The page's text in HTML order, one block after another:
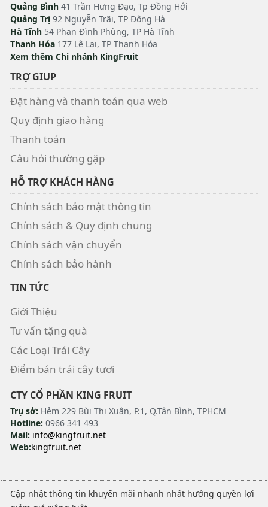
Quảng Bình 41 Trần Hưng Đạo, Tp Đồng Hới
Quảng Trị 92 Nguyễn Trãi, TP Đông Hà
Hà Tĩnh 54 Phan Đình Phùng, TP Hà Tĩnh
Thanh Hóa 177 Lê Lai, TP Thanh Hóa
Xem thêm Chi nhánh KingFruit
TRỢ GIÚP
Đặt hàng và thanh toán qua web
Quy định giao hàng
Thanh toán
Câu hỏi thường gặp
HỖ TRỢ KHÁCH HÀNG
Chính sách bảo mật thông tin
Chính sách & Quy định chung
Chính sách vận chuyển
Chính sách bảo hành
TIN TỨC
Giới Thiệu
Tư vấn tặng quà
Các Loại Trái Cây
Điểm bán trái cây tươi
CTY CỔ PHẦN KING FRUIT
Trụ sở: Hẻm 229 Bùi Thị Xuân, P.1, Q.Tân Bình, TPHCM
Hotline: 0966 341 493
Mail: info@kingfruit.net
Web:kingfruit.net
Cập nhật thông tin khuyến mãi nhanh nhất hưởng quyền lợi